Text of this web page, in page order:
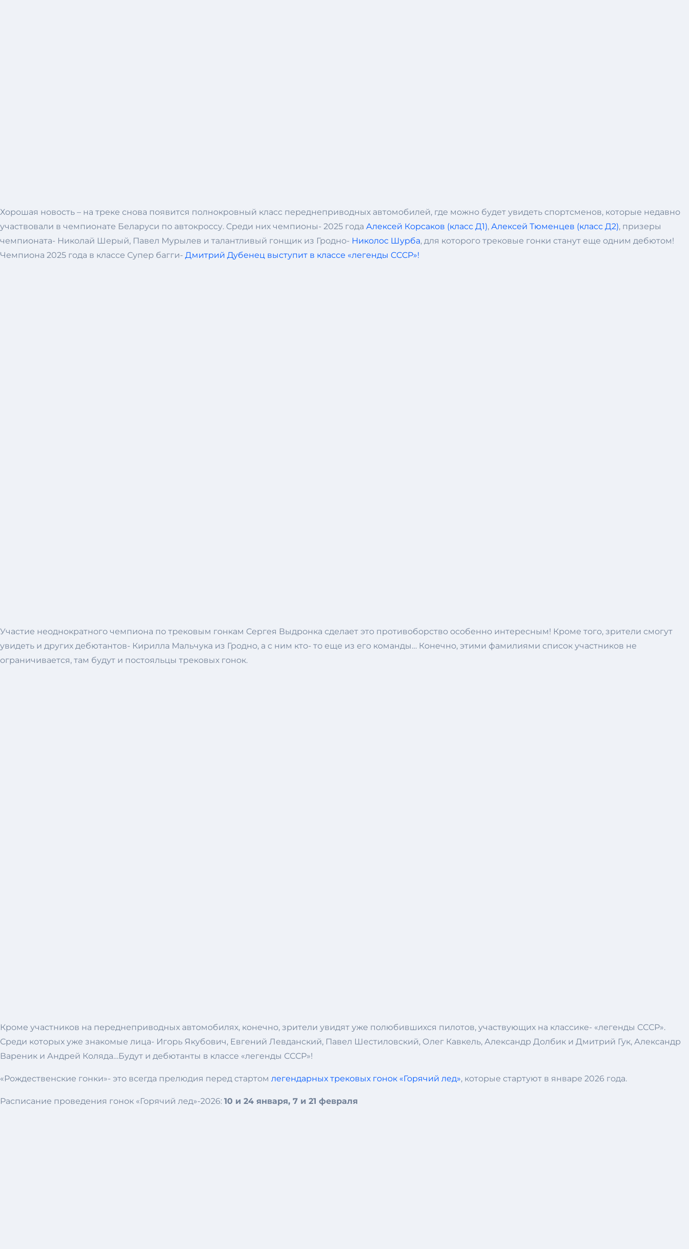
Хорошая новость – на треке снова появится полнокровный класс переднеприводных автомобилей, где можно будет увидеть спортсменов, которые недавно
участвовали в чемпионате Беларуси по автокроссу. Среди них чемпионы- 2025 года Алексей Корсаков (класс Д1), Алексей Тюменцев (класс Д2), призеры
чемпионата- Николай Шерый, Павел Мурылев и талантливый гонщик из Гродно- Николос Шурба, для которого трековые гонки станут еще одним дебютом!
Чемпиона 2025 года в классе Супер багги- Дмитрий Дубенец выступит в классе «легенды СССР»!
Участие неоднократного чемпиона по трековым гонкам Сергея Выдронка сделает это противоборство особенно интересным! Кроме того, зрители смогут
увидеть и других дебютантов- Кирилла Мальчука из Гродно, а с ним кто- то еще из его команды… Конечно, этими фамилиями список участников не
ограничивается, там будут и постояльцы трековых гонок.
Кроме участников на переднеприводных автомобилях, конечно, зрители увидят уже полюбившихся пилотов, участвующих на классике- «легенды СССР».
Среди которых уже знакомые лица- Игорь Якубович, Евгений Левданский, Павел Шестиловский, Олег Кавкель, Александр Долбик и Дмитрий Гук, Александр
Вареник и Андрей Коляда…Будут и дебютанты в классе «легенды СССР»!
«Рождественские гонки»- это всегда прелюдия перед стартом легендарных трековых гонок «Горячий лед», которые стартуют в январе 2026 года.
Расписание проведения гонок «Горячий лед»-2026: 10 и 24 января, 7 и 21 февраля